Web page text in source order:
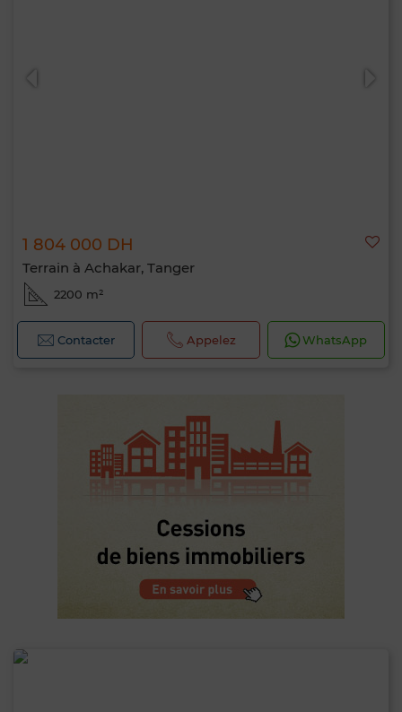
1 804 000 DH
Terrain à Achakar, Tanger
2200 m²
Contacter Appelez WhatsApp